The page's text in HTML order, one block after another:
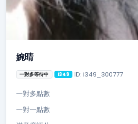
婉晴
一對多等待中 i349 ID: i349_300777
一對多點數
一對一點數